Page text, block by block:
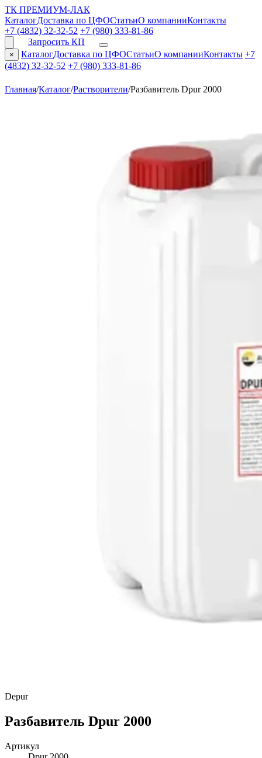
ТК ПРЕМИУМ-ЛАК
КаталогДоставка по ЦФОСтатьиО компанииКонтакты
+7 (4832) 32-32-52 +7 (980) 333-81-86
Запросить КП
× КаталогДоставка по ЦФОСтатьиО компанииКонтакты +7
(4832) 32-32-52 +7 (980) 333-81-86
Главная/Каталог/Растворители/Разбавитель Dpur 2000
Depur
Разбавитель Dpur 2000
Артикул